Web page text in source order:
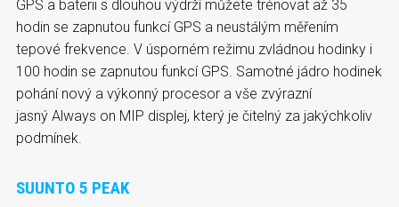
GPS a baterii s dlouhou výdrží můžete trénovat až 35
hodin se zapnutou funkcí GPS a neustálým měřením
tepové frekvence. V úsporném režimu zvládnou hodinky i
100 hodin se zapnutou funkcí GPS. Samotné jádro hodinek
pohání nový a výkonný procesor a vše zvýrazní
jasný Always on MIP displej, který je čitelný za jakýchkoliv
podmínek.
SUUNTO 5 PEAK